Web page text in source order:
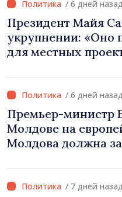
/ 6 дней назад
Президент Майя
укрупнении: «Оно
для местных
/ 6 дней назад
Премьер-министр
Молдове на
Молдова должна занять
/ 7 дней назад